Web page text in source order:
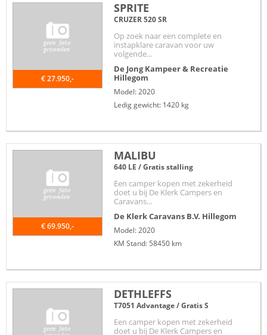
€ 27.950,-
SPRITE
CRUZER 520 SR
Op zoek naar een complete en
instapklare caravan voor uw
volgende...
De Jong Kampeer & Recreatie
Hillegom
Model: 2020
Ledig gewicht: 1420 kg
€ 69.950,-
MALIBU
640 LE / Gratis stalling
Een camper kopen met zekerheid
doet u bij De Klerk Campers en
Caravans...
De Klerk Caravans B.V. Hillegom
Model: 2020
KM Stand: 58450 km
DETHLEFFS
T7051 Advantage / Gratis S
Een camper kopen met zekerheid
doet u bij De Klerk Campers en